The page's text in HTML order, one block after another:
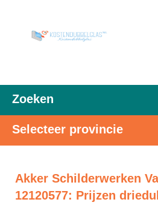
Zoeken
Selecteer provincie
Akker Schilderwerken
12120577: Prijzen